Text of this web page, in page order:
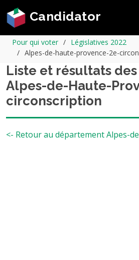
Candidator
Pour qui voter
Législatives 2022
Alpes-de-haute-provence-2e-
Liste et résultats
Alpes-de-Haute-
circonscription
<- Retour au département Alpes-